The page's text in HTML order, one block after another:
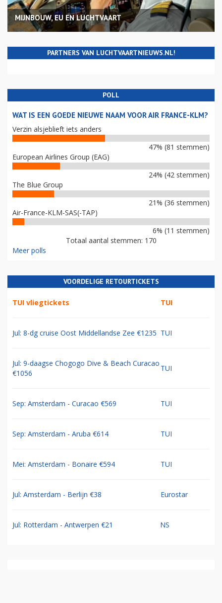
MIJNBOUW, EU EN LUCHTVAART
PARTNERS VAN LUCHTVAARTNIEUWS.NL!
POLL
WAT IS EEN GOEDE NIEUWE NAAM VOOR AIR FRANCE-KLM?
Verzin alsjeblieft iets anders
47% (81 stemmen)
European Airlines Group (EAG)
24% (42 stemmen)
The Blue Group
21% (36 stemmen)
Air-France-KLM-SAS(-TAP)
6% (11 stemmen)
Totaal aantal stemmen: 170
Meer polls
VOORDELIGE RETOURTICKETS
TUI vliegtickets TUI
Jul: 8-dg cruise Oost Middellandse Zee €1235 TUI
Jul: 9-daagse Chogogo Dive & Beach Curacao
€1056
TUI
Sep: Amsterdam - Curacao €569 TUI
Sep: Amsterdam - Aruba €614 TUI
Mei: Amsterdam - Bonaire €594 TUI
Jul: Amsterdam - Berlijn €38 Eurostar
Jul: Rotterdam - Antwerpen €21 NS